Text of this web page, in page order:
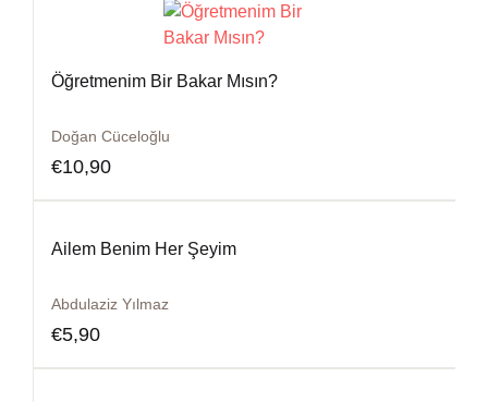
Öğretmenim Bir Bakar Mısın?
Doğan Cüceloğlu
€10,90
Ailem Benim Her Şeyim
Abdulaziz Yılmaz
€5,90